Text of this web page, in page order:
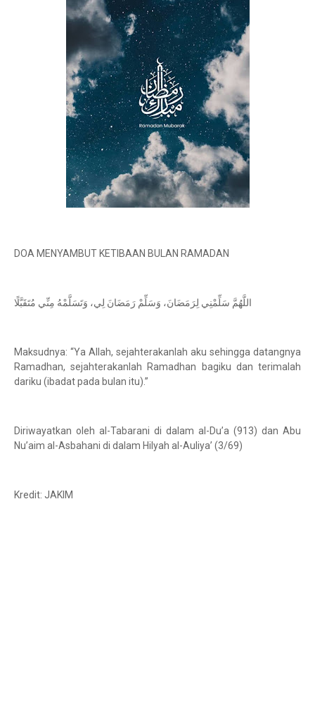
DOA MENYAMBUT KETIBAAN BULAN RAMADAN
اللَّهُمَّ سَلِّمْنِي لِرَمَضَانَ، وَسَلِّمْ رَمَضَانَ لِي، وَتَسَلَّمْهُ مِنِّي مُتَقَبَّلًا
Maksudnya: “Ya Allah, sejahterakanlah aku sehingga datangnya
Ramadhan, sejahterakanlah Ramadhan bagiku dan terimalah
dariku (ibadat pada bulan itu).”
Diriwayatkan oleh al-Tabarani di dalam al-Du’a (913) dan Abu
Nu’aim al-Asbahani di dalam Hilyah al-Auliya’ (3/69)
Kredit: JAKIM